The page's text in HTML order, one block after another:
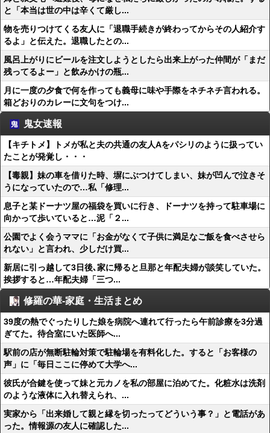
と「本当は世の中は辛くて厳し...
物を売りつけてくる友人に「退職手続きが終わってからその人紹介す
るよ」と伝えた。退職したとの...
風呂上がりにビールを注文しようとしたら出来上がった仲間が「まだ
残ってるよー」と飲みかけの瓶...
月に一度の夕食で何を作っても義母に味や手際をネチネチ言われる。
箱どおりのカレーに文句をつけ...
鬼女速報
【キチトメ】トメが私と夫の共通の友人Aをパシリのように扱ってい
たことが発覚し・・・
【毒親】妹の車を借りた時、塀にぶつけてしまい、妹が凹んで泣きそ
うになっていたので…私「修理...
息子と某ドーナツ屋の福袋を買いに行き、ドーナツを持って駐車場に
向かって歩いていると…泥「２...
公園でよく会うママに「お金がなくて子供に満足なご飯を食べさせら
れない」と言われ、少しだけ買...
新居に引っ越して3日後､家に帰ると旦那と年配夫婦が談笑していた。
挨拶すると…年配夫婦「三つ...
修羅の華-家庭・生活まとめ
39度の熱でぐったりした娘を病院へ連れて行ったら午前診療を3分過
ぎてた。待合室にいた医師へ...
駅前の店が無断駐輪対策で駐輪場を有料化した。すると「お客様の
声」に「毎日ここに停めて大学へ...
彼氏が合鍵を使って妹と元カノを私の部屋に泊めてた。化粧水は洗剤
のような液体に入れ替えられ、...
実家から「出来婚して親と縁を切ったってどういう事？」と電話があ
った。情報源の友人に確認した...